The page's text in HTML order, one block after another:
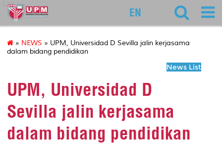
127
EN
» NEWS » UPM, Universidad D Sevilla jalin kerjasama
dalam bidang pendidikan
News List
UPM, Universidad D
Sevilla jalin kerjasama
dalam bidang pendidikan